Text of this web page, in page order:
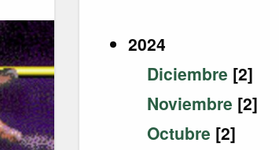
2024
Diciembre [2]
Noviembre [2]
Octubre [2]